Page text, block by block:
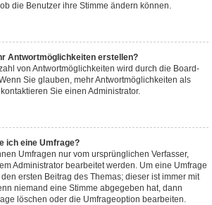
die Benutzer ihre Stimme ändern können.
Antwortmöglichkeiten erstellen?
von Antwortmöglichkeiten wird durch die Board-
Sie glauben, mehr Antwortmöglichkeiten als
Sie einen Administrator.
ich eine Umfrage?
Umfragen nur vom ursprünglichen Verfasser,
Administrator bearbeitet werden. Um eine Umfrage
ersten Beitrag des Themas; dieser ist immer mit
niemand eine Stimme abgegeben hat, dann
löschen oder die Umfrageoption bearbeiten.